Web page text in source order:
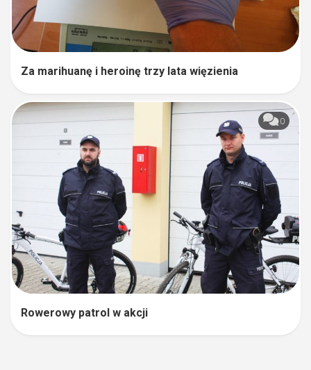
Za marihuanę i heroinę trzy lata więzienia
0
Rowerowy patrol w akcji